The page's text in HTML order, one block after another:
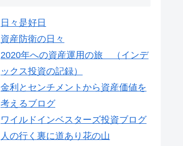
日々是好日
資産防衛の日々
2020年への資産運用の旅 （インデ
ックス投資の記録）
金利とセンチメントから資産価値を
考えるブログ
ワイルドインベスターズ投資ブログ
人の行く裏に道あり花の山